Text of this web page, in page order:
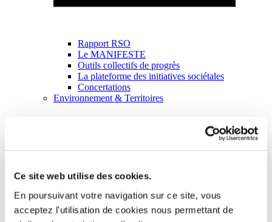
Ce site web utilise des cookies.
En poursuivant votre navigation sur ce site, vous
acceptez l'utilisation de cookies nous permettant de
Rapport RSO
Le MANIFESTE
Outils collectifs de progrès
La plateforme des initiatives sociétales
Concertations
Environnement & Territoires